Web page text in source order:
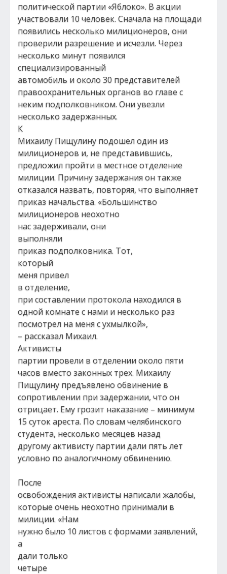
политической партии «Яблоко». В акции
участвовали 10 человек. Сначала на площади
появились несколько милиционеров, они
проверили разрешение и исчезли. Через
несколько минут появился
специализированный
автомобиль и около 30 представителей
правоохранительных органов во главе с
неким подполковником. Они увезли
несколько задержанных.
К
Михаилу Пищулину подошел один из
милиционеров и, не представившись,
предложил пройти в местное отделение
милиции. Причину задержания он также
отказался назвать, повторяя, что выполняет
приказ начальства. «Большинство
милиционеров неохотно
нас задерживали, они
выполняли
приказ подполковника. Тот,
который
меня привел
в отделение,
при составлении протокола находился в
одной комнате с нами и несколько раз
посмотрел на меня с ухмылкой»,
– рассказал Михаил.
Активисты
партии провели в отделении около пяти
часов вместо законных трех. Михаилу
Пищулину предъявлено обвинение в
сопротивлении при задержании, что он
отрицает. Ему грозит наказание – минимум
15 суток ареста. По словам челябинского
студента, несколько месяцев назад
другому активисту партии дали пять лет
условно по аналогичному обвинению.
После
освобождения активисты написали жалобы,
которые очень неохотно принимали в
милиции. «Нам
нужно было 10 листов с формами заявлений,
а
дали только
четыре